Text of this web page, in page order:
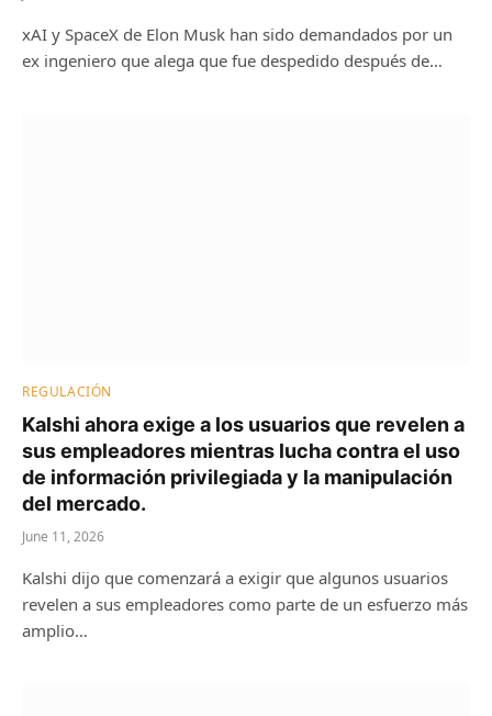
xAI y SpaceX de Elon Musk han sido demandados por un
ex ingeniero que alega que fue despedido después de…
REGULACIÓN
Kalshi ahora exige a los usuarios que revelen a
sus empleadores mientras lucha contra el uso
de información privilegiada y la manipulación
del mercado.
June 11, 2026
Kalshi dijo que comenzará a exigir que algunos usuarios
revelen a sus empleadores como parte de un esfuerzo más
amplio…